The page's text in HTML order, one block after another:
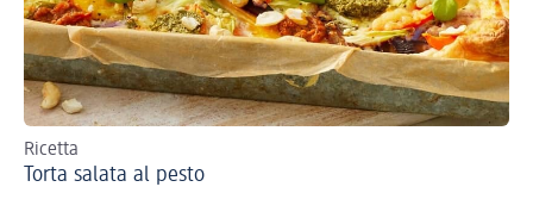
Ricetta
Torta salata al pesto